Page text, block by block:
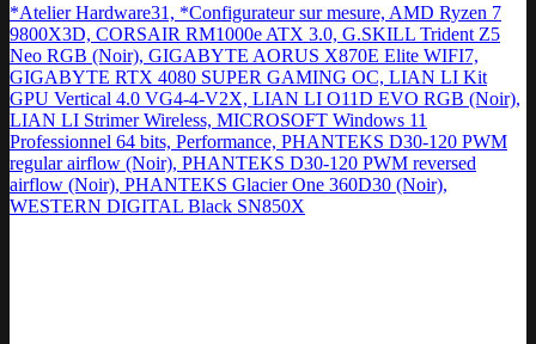
*Atelier Hardware31, *Configurateur sur mesure, AMD Ryzen 7
9800X3D, CORSAIR RM1000e ATX 3.0, G.SKILL Trident Z5
Neo RGB (Noir), GIGABYTE AORUS X870E Elite WIFI7,
GIGABYTE RTX 4080 SUPER GAMING OC, LIAN LI Kit
GPU Vertical 4.0 VG4-4-V2X, LIAN LI O11D EVO RGB (Noir),
LIAN LI Strimer Wireless, MICROSOFT Windows 11
Professionnel 64 bits, Performance, PHANTEKS D30-120 PWM
regular airflow (Noir), PHANTEKS D30-120 PWM reversed
airflow (Noir), PHANTEKS Glacier One 360D30 (Noir),
WESTERN DIGITAL Black SN850X